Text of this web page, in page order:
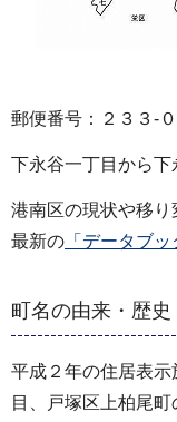
郵便番号：２３３‐
下永谷一丁目から下
港南区の現状や移
最新の 「データブッ
町名の由来・歴史
平成２年の住居表
目、戸塚区上柏尾